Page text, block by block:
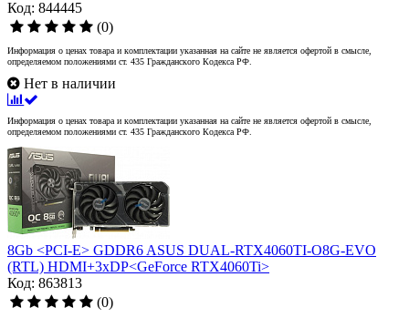
Код: 844445
(0)
Информация о ценах товара и комплектации указанная на сайте не является офертой в смысле,
определяемом положениями ст. 435 Гражданского Кодекса РФ.
Нет в наличии
Информация о ценах товара и комплектации указанная на сайте не является офертой в смысле,
определяемом положениями ст. 435 Гражданского Кодекса РФ.
8Gb <PCI-E> GDDR6 ASUS DUAL-RTX4060TI-O8G-EVO
(RTL) HDMI+3xDP<GeForce RTX4060Ti>
Код: 863813
(0)